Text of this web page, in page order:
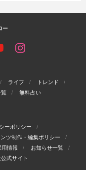
ー
ライフ
トレンド
覧 無料占い
ーポリシー
ンツ制作・編集ポリシー
用情報
お知らせ一覧
式サイト